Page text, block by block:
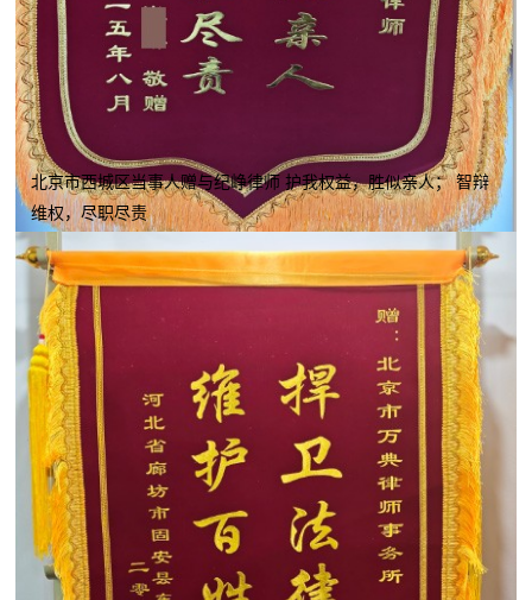
北京市西城区当事人赠与纪峥律师 护我权益，胜似亲人； 智辩
维权，尽职尽责